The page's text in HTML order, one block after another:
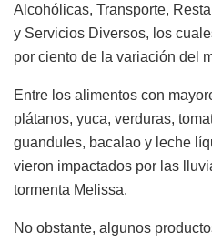
Alcohólicas, Transporte,
y Servicios Diversos, los
por ciento de la variación del
Entre los alimentos con
plátanos, yuca, verduras,
guandules, bacalao y leche
vieron impactados por las
tormenta Melissa.
No obstante, algunos